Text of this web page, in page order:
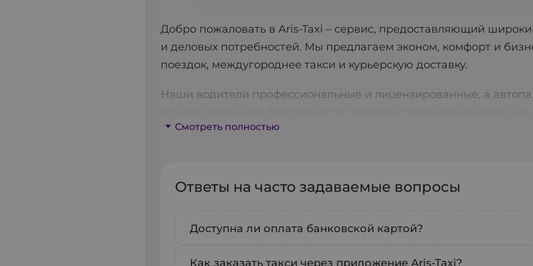
Добро пожаловать в Aris-Taxi – сервис, предоставляющий
и деловых потребностей. Мы предлагаем эконом, комфорт и
поездок, междугороднее такси и курьерскую доставку.
Наши водители профессиональные и лицензированные, а
бота, что позволяет быстро и без лишних хлопот получить
Для вашего удобства доступна функция оплаты через терминал,
Безопасность – наш приоритет: все водители проходят
Смотреть полностью
Ответы на часто задаваемые вопросы
Доступна ли оплата банковской картой?
Да, вы можете выбрать любой удобный формат
Как заказать такси через приложение Aris-Taxi?